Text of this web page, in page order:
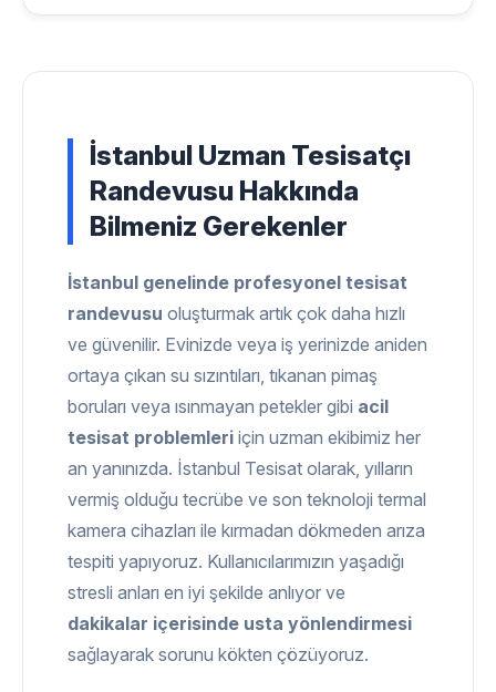
İstanbul Uzman Tesisatçı
Randevusu Hakkında
Bilmeniz Gerekenler
İstanbul genelinde profesyonel tesisat
randevusu oluşturmak artık çok daha hızlı
ve güvenilir. Evinizde veya iş yerinizde aniden
ortaya çıkan su sızıntıları, tıkanan pimaş
boruları veya ısınmayan petekler gibi acil
tesisat problemleri için uzman ekibimiz her
an yanınızda. İstanbul Tesisat olarak, yılların
vermiş olduğu tecrübe ve son teknoloji termal
kamera cihazları ile kırmadan dökmeden arıza
tespiti yapıyoruz. Kullanıcılarımızın yaşadığı
stresli anları en iyi şekilde anlıyor ve
dakikalar içerisinde usta yönlendirmesi
sağlayarak sorunu kökten çözüyoruz.